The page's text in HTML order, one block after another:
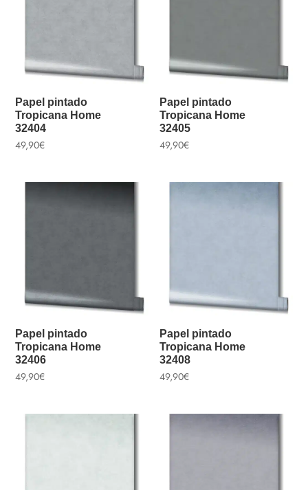
Papel pintado
Tropicana Home
32404
49,90€
Papel pintado
Tropicana Home
32405
49,90€
Papel pintado
Tropicana Home
32406
49,90€
Papel pintado
Tropicana Home
32408
49,90€